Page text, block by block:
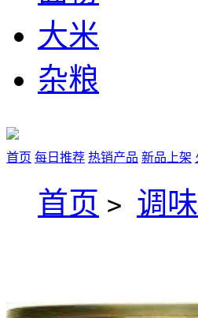
大米
杂粮
首页 每日推荐 热销产品 新品上架
首页 > 调